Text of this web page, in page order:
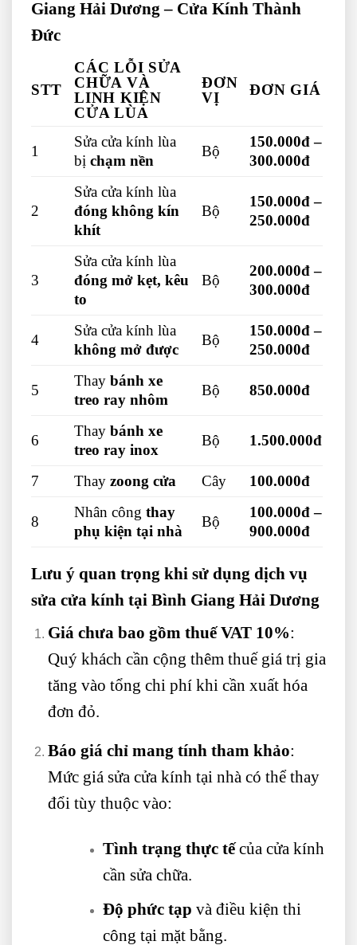
Giang Hải Dương – Cửa Kính Thành
Đức
STT
CÁC LỖI SỬA
CHỮA VÀ
LINH KIỆN
CỬA LÙA
ĐƠN
VỊ
ĐƠN GIÁ
1
Sửa cửa kính lùa
bịchạm nền
Bộ
150.000đ –
300.000đ
2
Sửa cửa kính lùa
đóng không kín
khít
Bộ
150.000đ –
250.000đ
3
Sửa cửa kính lùa
đóng mở kẹt, kêu
to
Bộ
200.000đ –
300.000đ
4
Sửa cửa kính lùa
không mở được
Bộ
150.000đ –
250.000đ
5
Thaybánh xe
treo ray nhôm
Bộ 850.000đ
6
Thaybánh xe
treo ray inox
Bộ 1.500.000đ
7 Thayzoong cửa Cây 100.000đ
8
Nhân côngthay
phụ kiện tại nhà
Bộ
100.000đ –
900.000đ
Lưu ý quan trọng khi sử dụng dịch vụ
sửa cửa kính tại Bình Giang Hải Dương
Giá chưa bao gồm thuế VAT 10%:
Quý khách cần cộng thêm thuế giá trị gia
tăng vào tổng chi phí khi cần xuất hóa
đơn đỏ.
Báo giá chỉ mang tính tham khảo:
Mức giá sửa cửa kính tại nhà có thể thay
đổi tùy thuộc vào:
Tình trạng thực tếcủa cửa kính
cần sửa chữa.
Độ phức tạp và điều kiện thi
công tại mặt bằng.